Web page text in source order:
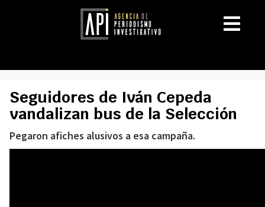
Seguidores de Iván Cepeda
vandalizan bus de la Selección
Pegaron afiches alusivos a esa campaña.